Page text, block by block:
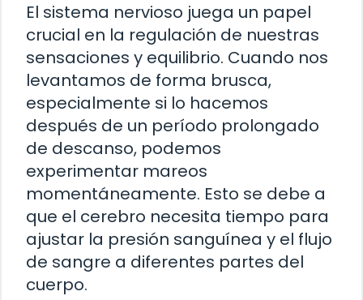
El sistema nervioso juega un papel
crucial en la regulación de nuestras
sensaciones y equilibrio. Cuando nos
levantamos de forma brusca,
especialmente si lo hacemos
después de un período prolongado
de descanso, podemos
experimentar mareos
momentáneamente. Esto se debe a
que el cerebro necesita tiempo para
ajustar la presión sanguínea y el flujo
de sangre a diferentes partes del
cuerpo.